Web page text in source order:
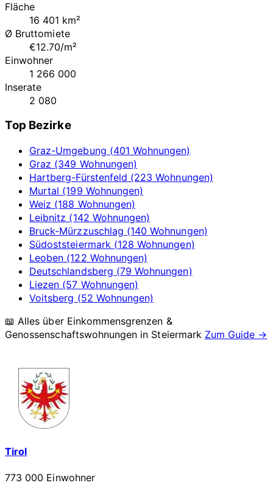
Fläche
16 401 km²
Ø Bruttomiete
€12.70/m²
Einwohner
1 266 000
Inserate
2 080
Top Bezirke
Graz-Umgebung (401 Wohnungen)
Graz (349 Wohnungen)
Hartberg-Fürstenfeld (223 Wohnungen)
Murtal (199 Wohnungen)
Weiz (188 Wohnungen)
Leibnitz (142 Wohnungen)
Bruck-Mürzzuschlag (140 Wohnungen)
Südoststeiermark (128 Wohnungen)
Leoben (122 Wohnungen)
Deutschlandsberg (79 Wohnungen)
Liezen (57 Wohnungen)
Voitsberg (52 Wohnungen)
📖 Alles über Einkommensgrenzen &
Genossenschaftswohnungen in Steiermark Zum Guide →
Tirol
773 000 Einwohner